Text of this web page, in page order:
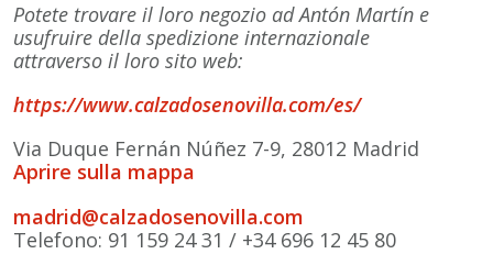
Potete trovare il loro negozio ad Antón Martín e
usufruire della spedizione internazionale
attraverso il loro sito web:
https://www.calzadosenovilla.com/es/
Via Duque Fernán Núñez 7-9, 28012 Madrid
Aprire sulla mappa
madrid@calzadosenovilla.com
Telefono: 91 159 24 31 / +34 696 12 45 80